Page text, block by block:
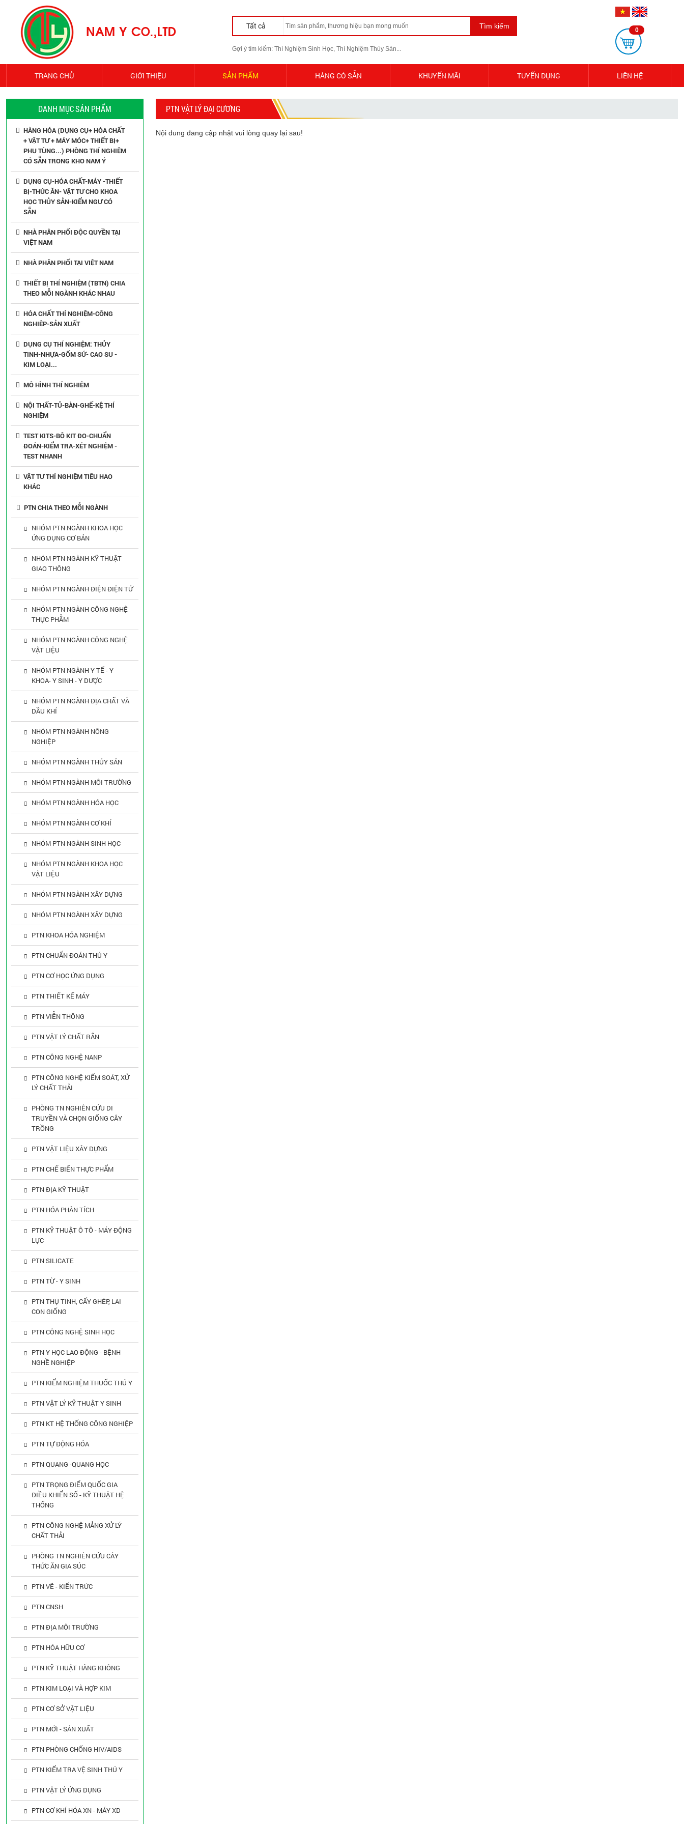
Tất cả Tìm kiếm
Gợi ý tìm kiếm: Thí Nghiệm Sinh Học, Thí Nghiệm Thủy Sản...
0
TRANG CHỦ GIỚI THIỆU SẢN PHẨM HÀNG CÓ SẴN KHUYẾN MÃI TUYỂN DỤNG LIÊN HỆ
DANH MỤC SẢN PHẨM
HÀNG HÓA (DỤNG CỤ+ HÓA CHẤT
+ VẬT TƯ + MÁY MÓC+ THIẾT BỊ+
PHỤ TÙNG...) PHÒNG THÍ NGHIỆM
CÓ SẴN TRONG KHO NAM Ý
DỤNG CỤ-HÓA CHẤT-MÁY -THIẾT
BỊ-THỨC ĂN- VẬT TƯ CHO KHOA
HỌC THỦY SẢN-KIỂM NGƯ CÓ
SẴN
NHÀ PHÂN PHỐI ĐỘC QUYỀN TẠI
VIỆT NAM
NHÀ PHÂN PHỐI TẠI VIỆT NAM
THIẾT BỊ THÍ NGHIỆM (TBTN) CHIA
THEO MỖI NGÀNH KHÁC NHAU
HÓA CHẤT THÍ NGHIỆM-CÔNG
NGHIỆP-SẢN XUẤT
DỤNG CỤ THÍ NGHIỆM: THỦY
TINH-NHỰA-GỐM SỨ- CAO SU -
KIM LOẠI...
MÔ HÌNH THÍ NGHIỆM
NỘI THẤT-TỦ-BÀN-GHẾ-KỆ THÍ
NGHIỆM
TEST KITS-BỘ KIT ĐO-CHUẨN
ĐOÁN-KIỂM TRA-XÉT NGHIỆM -
TEST NHANH
VẬT TƯ THÍ NGHIỆM TIÊU HAO
KHÁC
PTN CHIA THEO MỖI NGÀNH
NHÓM PTN NGÀNH KHOA HỌC
ỨNG DỤNG CƠ BẢN
NHÓM PTN NGÀNH KỸ THUẬT
GIAO THÔNG
NHÓM PTN NGÀNH ĐIỆN ĐIỆN TỬ
NHÓM PTN NGÀNH CÔNG NGHỆ
THỰC PHẪM
NHÓM PTN NGÀNH CÔNG NGHỆ
VẬT LIỆU
NHÓM PTN NGÀNH Y TẾ - Y
KHOA- Y SINH - Y DƯỢC
NHÓM PTN NGÀNH ĐỊA CHẤT VÀ
DẦU KHÍ
NHÓM PTN NGÀNH NÔNG
NGHIỆP
NHÓM PTN NGÀNH THỦY SẢN
NHÓM PTN NGÀNH MÔI TRƯỜNG
NHÓM PTN NGÀNH HÓA HỌC
NHÓM PTN NGÀNH CƠ KHÍ
NHÓM PTN NGÀNH SINH HỌC
NHÓM PTN NGÀNH KHOA HỌC
VẬT LIỆU
NHÓM PTN NGÀNH XÂY DỰNG
NHÓM PTN NGÀNH XÂY DỰNG
PTN KHOA HÓA NGHIỆM
PTN CHUẨN ĐOÁN THÚ Y
PTN CƠ HỌC ỨNG DỤNG
PTN THIẾT KẾ MÁY
PTN VIỄN THÔNG
PTN VẬT LÝ CHẤT RẮN
PTN CÔNG NGHỆ NANP
PTN CÔNG NGHỆ KIỂM SOÁT, XỬ
LÝ CHẤT THẢI
PHÒNG TN NGHIÊN CỨU DI
TRUYỀN VÀ CHỌN GIỐNG CÂY
TRỒNG
PTN VẬT LIỆU XÂY DỰNG
PTN CHẾ BIẾN THỰC PHẨM
PTN ĐỊA KỸ THUẬT
PTN HÓA PHÂN TÍCH
PTN KỸ THUẬT Ô TÔ - MÁY ĐỘNG
LỰC
PTN SILICATE
PTN TỪ - Y SINH
PTN THỤ TINH, CẤY GHÉP, LAI
CON GIỐNG
PTN CÔNG NGHỆ SINH HỌC
PTN Y HỌC LAO ĐỘNG - BỆNH
NGHỀ NGHIỆP
PTN KIỂM NGHIỆM THUỐC THÚ Y
PTN VẬT LÝ KỸ THUẬT Y SINH
PTN KT HỆ THỐNG CÔNG NGHIỆP
PTN TỰ ĐỘNG HÓA
PTN QUANG -QUANG HỌC
PTN TRỌNG ĐIỂM QUỐC GIA
ĐIỀU KHIỂN SỐ - KỸ THUẬT HỆ
THỐNG
PTN CÔNG NGHỆ MẢNG XỬ LÝ
CHẤT THẢI
PHÒNG TN NGHIÊN CỨU CÂY
THỨC ĂN GIA SÚC
PTN VẼ - KIẾN TRỨC
PTN CNSH
PTN ĐỊA MÔI TRƯỜNG
PTN HÓA HỮU CƠ
PTN KỸ THUẬT HÀNG KHÔNG
PTN KIM LOẠI VÀ HỢP KIM
PTN CƠ SỞ VẬT LIỆU
PTN MỚI - SẢN XUẤT
PTN PHÒNG CHỐNG HIV/AIDS
PTN KIỂM TRA VỆ SINH THÚ Y
PTN VẬT LÝ ỨNG DỤNG
PTN CƠ KHÍ HÓA XN - MÁY XD
PTN VẬT LÝ ĐẠI CƯƠNG
Nội dung đang cập nhật vui lòng quay lại sau!